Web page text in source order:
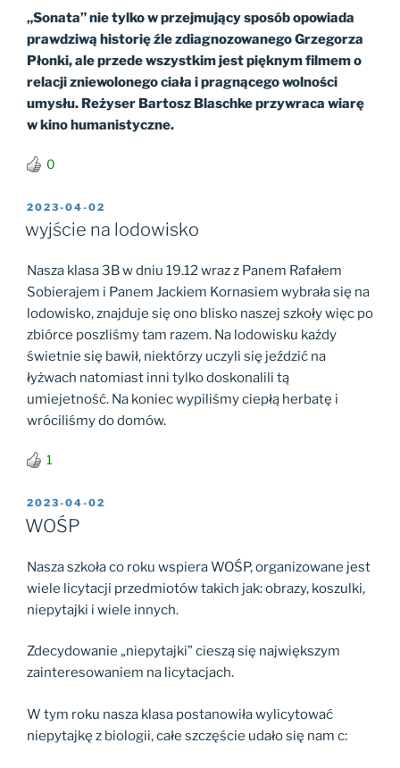
„Sonata” nie tylko w przejmujący sposób opowiada
prawdziwą historię źle zdiagnozowanego Grzegorza
Płonki, ale przede wszystkim jest pięknym filmem o
relacji zniewolonego ciała i pragnącego wolności
umysłu. Reżyser Bartosz Blaschke przywraca wiarę
w kino humanistyczne.
0
OPUBLIKOWANE
2023-04-02
wyjście na lodowisko
Nasza klasa 3B w dniu 19.12 wraz z Panem Rafałem
Sobierajem i Panem Jackiem Kornasiem wybrała się na
lodowisko, znajduje się ono blisko naszej szkoły więc po
zbiórce poszliśmy tam razem. Na lodowisku każdy
świetnie się bawił, niektórzy uczyli się jeździć na
łyżwach natomiast inni tylko doskonalili tą
umiejetność. Na koniec wypiliśmy ciepłą herbatę i
wróciliśmy do domów.
1
OPUBLIKOWANE
W
2023-04-02
WOŚP
Nasza szkoła co roku wspiera WOŚP, organizowane jest
wiele licytacji przedmiotów takich jak: obrazy, koszulki,
niepytajki i wiele innych.
Zdecydowanie „niepytajki” cieszą się największym
zainteresowaniem na licytacjach.
W tym roku nasza klasa postanowiła wylicytować
niepytajkę z biologii, całe szczęście udało się nam c: